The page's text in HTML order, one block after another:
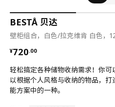
BESTÅ 贝达
壁柜组合，白色/拉克维肯 白色，
¥720.00
¥ 720.00
轻松搞定各种储物收纳需求！你
以根据个人风格与收纳的物品，
能方案中的一种。